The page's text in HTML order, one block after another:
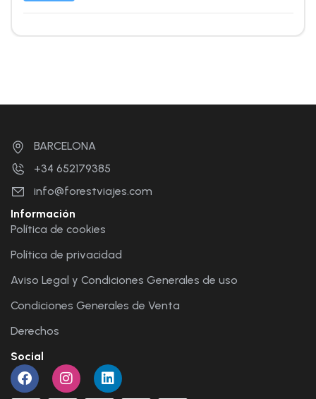
BARCELONA
+34 652179385
info@forestviajes.com
Información
Política de cookies
Política de privacidad
Aviso Legal y Condiciones Generales de uso
Condiciones Generales de Venta
Derechos
Social